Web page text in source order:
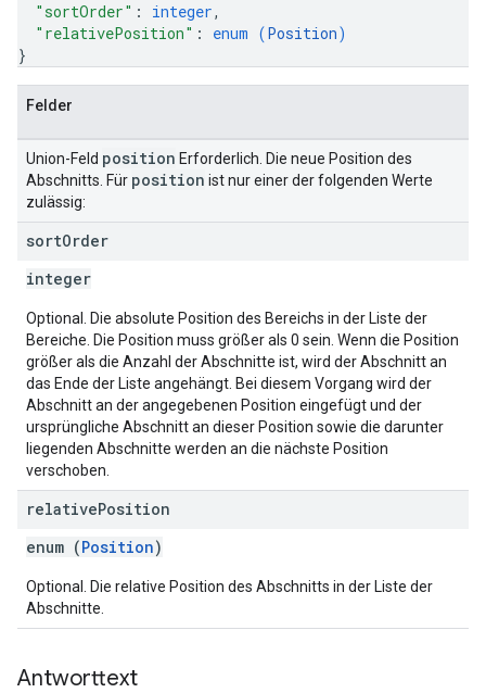
"sortOrder" : integer,
"relativePosition" : enum (Position)
}
Felder
Union-Feld position Erforderlich. Die neue Position des
Abschnitts. Für position ist nur einer der folgenden Werte
zulässig:
sortOrder
integer
Optional. Die absolute Position des Bereichs in der Liste der
Bereiche. Die Position muss größer als 0 sein. Wenn die Position
größer als die Anzahl der Abschnitte ist, wird der Abschnitt an
das Ende der Liste angehängt. Bei diesem Vorgang wird der
Abschnitt an der angegebenen Position eingefügt und der
ursprüngliche Abschnitt an dieser Position sowie die darunter
liegenden Abschnitte werden an die nächste Position
verschoben.
relativePosition
enum (Position)
Optional. Die relative Position des Abschnitts in der Liste der
Abschnitte.
Antworttext